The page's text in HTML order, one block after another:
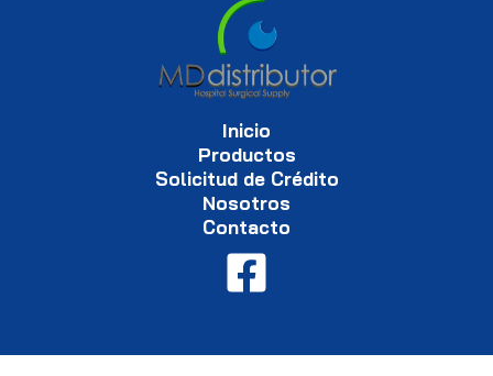
Inicio
Productos
Solicitud de Crédito
Nosotros
Contacto